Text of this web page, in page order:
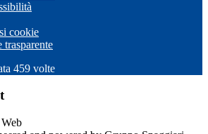
cookie
459 volte